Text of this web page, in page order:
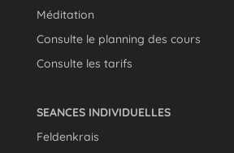
Méditation
Consulte le planning des cours
Consulte les tarifs
SEANCES INDIVIDUELLES
Feldenkrais